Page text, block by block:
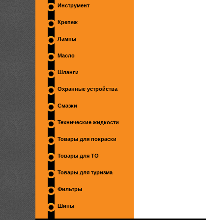
Инструмент
Крепеж
Лампы
Масло
Шланги
Охранные устройства
Смазки
Технические жидкости
Товары для покраски
Товары для ТО
Товары для туризма
Фильтры
Шины